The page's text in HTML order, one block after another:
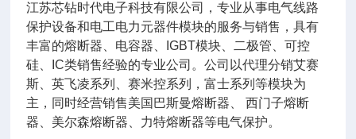
江苏芯钻时代电子科技有限公司，专业从事电气线路
保护设备和电工电力元器件模块的服务与销售，具有
丰富的熔断器、电容器、IGBT模块、二极管、可控
硅、IC类销售经验的专业公司。公司以代理分销艾赛
斯、英飞凌系列、赛米控系列，富士系列等模块为
主，同时经营销售美国巴斯曼熔断器、 西门子熔断
器、美尔森熔断器、力特熔断器等电气保护。